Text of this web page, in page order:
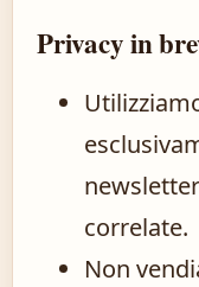
Privacy in
correlate.
Non